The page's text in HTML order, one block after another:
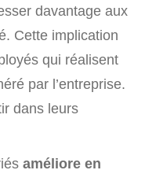
davantage aux
Cette implication
qui réalisent
par l’entreprise.
dans leurs
améliore en